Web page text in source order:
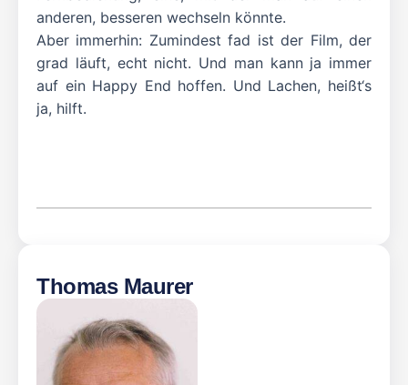
anderen, besseren wechseln könnte.
Aber immerhin: Zumindest fad ist der Film, der
grad läuft, echt nicht. Und man kann ja immer
auf ein Happy End hoffen. Und Lachen, heißt‘s
ja, hilft.
Thomas Maurer